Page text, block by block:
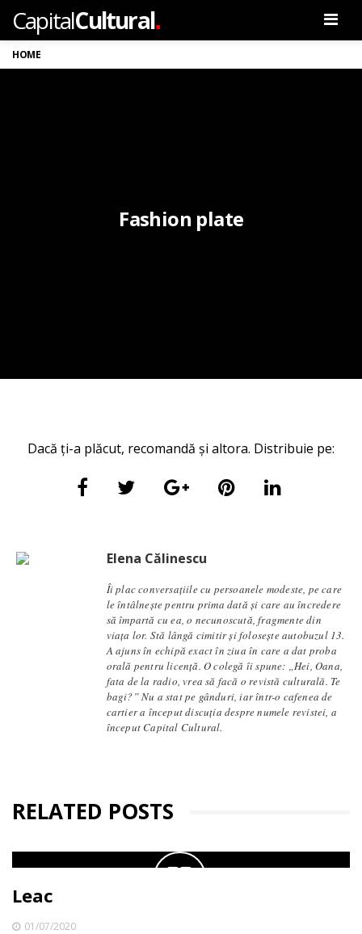
CapitalCultural.
HOME
Fashion plate
Dacă ți-a plăcut, recomandă și altora. Distribuie pe:
Elena Călinescu
Îi plac conversaţiile cu persoanele modeste, pe care
le întâlneşte pentru prima dată şi care au încredere
să împartă cu ea, o necunoscută, fragmente din
viaţa lor. Stă lângă cimitir și foloseşte autobuzul 13.
A ajuns în echipă exact în ziua în care a dat proba
orală pentru licență. O colegă îi spune: „Hei, Oana,
fata de la radio, vrea să facă o revistă culturală. Te
bagi?” Nu a stat pe gânduri, iar într-o cafenea de
cartier a început discuția despre numele revistei, a
început Capital Cultural.
RELATED POSTS
Leac
01/07/2020